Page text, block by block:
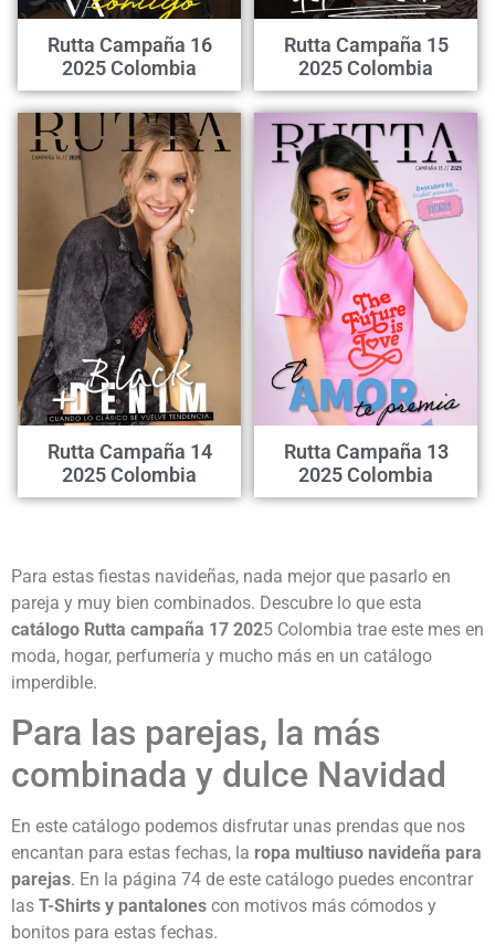
Rutta Campaña 16
2025 Colombia
Rutta Campaña 15
2025 Colombia
Rutta Campaña 14
2025 Colombia
Rutta Campaña 13
2025 Colombia
Para estas fiestas navideñas, nada mejor que pasarlo en
pareja y muy bien combinados. Descubre lo que esta
catálogo Rutta campaña 17 2025 Colombia trae este mes en
moda, hogar, perfumería y mucho más en un catálogo
imperdible.
Para las parejas, la más
combinada y dulce Navidad
En este catálogo podemos disfrutar unas prendas que nos
encantan para estas fechas, la ropa multiuso navideña para
parejas. En la página 74 de este catálogo puedes encontrar
las T-Shirts y pantalones con motivos más cómodos y
bonitos para estas fechas.